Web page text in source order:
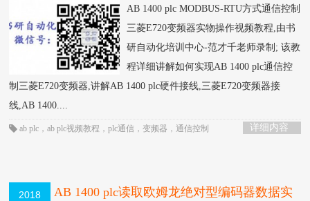
AB 1400 plc MODBUS-RTU方式通信控制
三菱E720变频器实物操作视频教程,由书
研自动化培训中心-范才千老师录制; 该教
程详细讲解如何实现AB 1400 plc通信控
制三菱E720变频器,讲解AB 1400 plc硬件接线,三菱E720变频器接
线,AB 1400....
详细内容
ab plc ，ab plc视频教程 ，plc通信 ，变频器 ，通信控制
2018
AB 1400 plc读取欧姆龙绝对型编码器数据实